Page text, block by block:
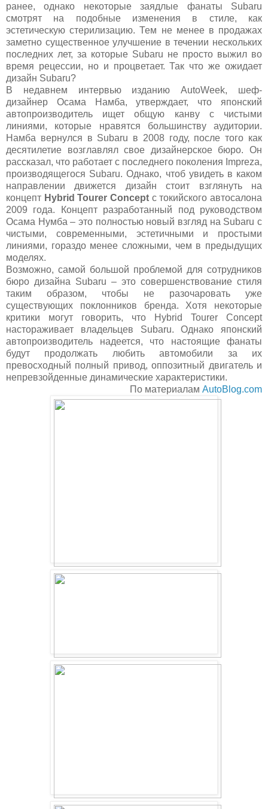
ранее, однако некоторые заядлые фанаты Subaru
смотрят на подобные изменения в стиле, как
эстетическую стерилизацию. Тем не менее в продажах
заметно существенное улучшение в течении нескольких
последних лет, за которые Subaru не просто выжил во
время рецессии, но и процветает. Так что же ожидает
дизайн Subaru?
В недавнем интервью изданию AutoWeek, шеф-
дизайнер Осама Намба, утверждает, что японский
автопроизводитель ищет общую канву с чистыми
линиями, которые нравятся большинству аудитории.
Намба вернулся в Subaru в 2008 году, после того как
десятилетие возглавлял свое дизайнерское бюро. Он
рассказал, что работает с последнего поколения Impreza,
производящегося Subaru. Однако, чтоб увидеть в каком
направлении движется дизайн стоит взглянуть на
концепт Hybrid Tourer Concept c токийского автосалона
2009 года. Концепт разработанный под руководством
Осама Нумба – это полностью новый взгляд на Subaru с
чистыми, современными, эстетичными и простыми
линиями, гораздо менее сложными, чем в предыдущих
моделях.
Возможно, самой большой проблемой для сотрудников
бюро дизайна Subaru – это совершенствование стиля
таким образом, чтобы не разочаровать уже
существующих поклонников бренда. Хотя некоторые
критики могут говорить, что Hybrid Tourer Concept
настораживает владельцев Subaru. Однако японский
автопроизводитель надеется, что настоящие фанаты
будут продолжать любить автомобили за их
превосходный полный привод, оппозитный двигатель и
непревзойденные динамические характеристики.
По материалам AutoBlog.com